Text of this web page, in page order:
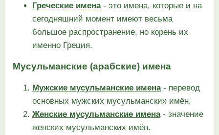
Греческие имена- это имена, которые и на
сегодняшний момент имеют весьма
большое распространение, но корень их
именно Греция.
Мусульманские (арабские) имена
Мужские мусульманские имена- перевод
основных мужских мусульманских имён.
Женские мусульманские имена- значение
женских мусульманских имён.